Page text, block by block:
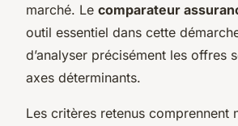
marché. Le comparateur
outil essentiel dans cette
d’analyser précisément les offres
axes déterminants.
Les critères retenus comprennent